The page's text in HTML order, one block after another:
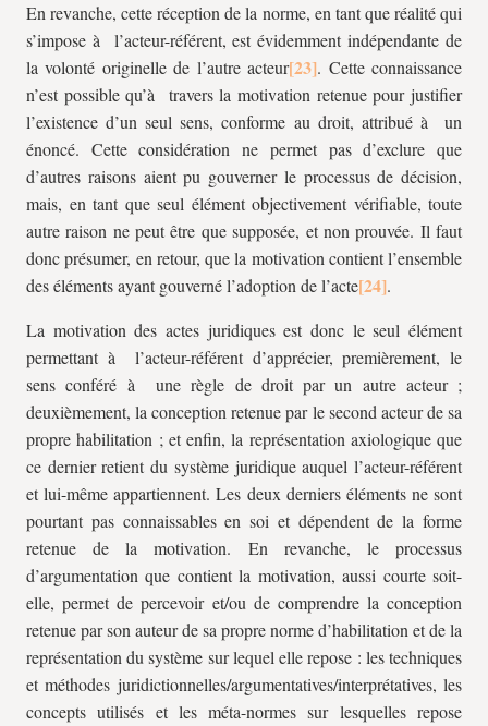
En revanche, cette réception de la norme, en tant que réalité qui
s’impose à l’acteur-référent, est évidemment indépendante de
la volonté originelle de l’autre acteur
. Cette connaissance
n’est possible qu’à travers la motivation retenue pour justifier
l’existence d’un seul sens, conforme au droit, attribué à un
énoncé. Cette considération ne permet pas d’exclure que
d’autres raisons aient pu gouverner le processus de décision,
mais, en tant que seul élément objectivement vérifiable, toute
autre raison ne peut être que supposée, et non prouvée. Il faut
donc présumer, en retour, que la motivation contient l’ensemble
des éléments ayant gouverné l’adoption de l’acte
.
La motivation des actes juridiques est donc le seul élément
permettant à l’acteur-référent d’apprécier, premièrement, le
sens conféré à une règle de droit par un autre acteur ;
deuxièmement, la conception retenue par le second acteur de sa
propre habilitation ; et enfin, la représentation axiologique que
ce dernier retient du système juridique auquel l’acteur-référent
et lui-même appartiennent. Les deux derniers éléments ne sont
pourtant pas connaissables en soi et dépendent de la forme
retenue de la motivation. En revanche, le processus
d’argumentation que contient la motivation, aussi courte soit-
elle, permet de percevoir et/ou de comprendre la conception
retenue par son auteur de sa propre norme d’habilitation et de la
représentation du système sur lequel elle repose : les techniques
et méthodes juridictionnelles/argumentatives/interprétatives, les
concepts utilisés et les méta-normes sur lesquelles repose